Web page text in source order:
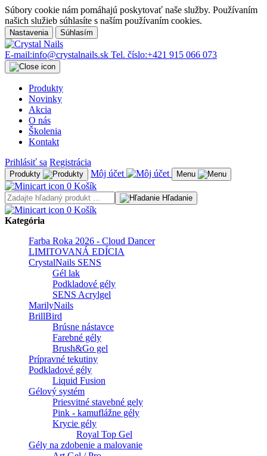
Súbory cookie nám pomáhajú poskytovať naše služby. Používaním
našich služieb súhlasíte s naším používaním cookies.
Nastavenia Súhlasím
E-mail:info@crystalnails.sk Tel. číslo:+421 915 066 073
Produkty
Novinky
Akcia
O nás
Školenia
Kontakt
Prihlásiť sa Registrácia
Produkty Môj účet Menu
0 Košík
Hľadanie
0 Košík
Kategória
Farba Roka 2026 - Cloud Dancer
LIMITOVANÁ EDÍCIA
CrystalNails SENS
Gél lak
Podkladové gély
SENS Acrylgel
MarilyNails
BrillBird
Brúsne nástavce
Farebné gély
Brush&Go gel
Prípravné tekutiny
Podkladové gély
Liquid Fusion
Gélový systém
Priesvitné stavebné gely
Pink - kamuflážne gély
Krycie gély
Royal Top Gel
Gély na zdobenie a malovanie